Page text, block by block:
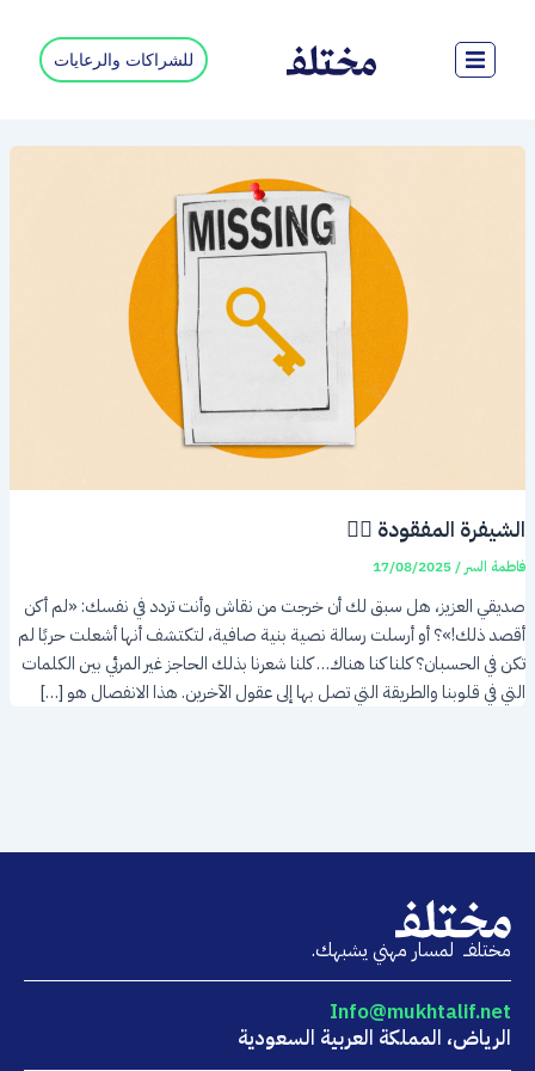
المحتوى
للشراكات والرعايات
الشيفرة المفقودة 🕵️‍♂️
فاطمة السر /
17/08/2025
صديقي العزيز، هل سبق لك أن خرجت من نقاش وأنت تردد في نفسك: «لم أكن
أقصد ذلك!»؟ أو أرسلت رسالة نصية بنية صافية، لتكتشف أنها أشعلت حربًا لم
تكن في الحسبان؟ كلنا كنا هناك… كلنا شعرنا بذلك الحاجز غير المرئي بين الكلمات
التي في قلوبنا والطريقة التي تصل بها إلى عقول الآخرين. هذا الانفصال هو […]
مختلفــ لمسار مهني يشبهك.
Info@mukhtalif.net
الرياض، المملكة العربية السعودية